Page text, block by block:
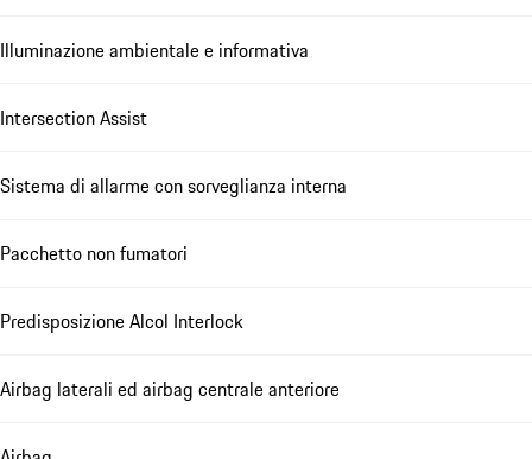
Illuminazione ambientale e informativa
Intersection Assist
Sistema di allarme con sorveglianza interna
Pacchetto non fumatori
Predisposizione Alcol Interlock
Airbag laterali ed airbag centrale anteriore